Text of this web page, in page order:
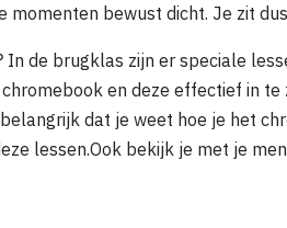
bewust dicht. Je zit
de brugklas zijn er speciale
en deze effectief in
dat je weet hoe je het
lessen.Ook bekijk je met je